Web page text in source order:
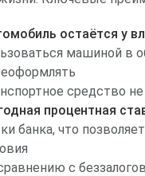
остаётся у
машиной в
средство
процентная
банка, что
с